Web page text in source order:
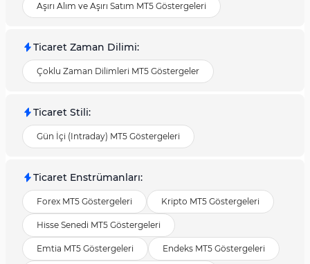
Aşırı Alım ve Aşırı Satım MT5 Göstergeleri
Ticaret Zaman Dilimi:
Çoklu Zaman Dilimleri MT5 Göstergeler
Ticaret Stili:
Gün İçi (Intraday) MT5 Göstergeleri
Ticaret Enstrümanları:
Forex MT5 Göstergeleri Kripto MT5 Göstergeleri
Hisse Senedi MT5 Göstergeleri
Emtia MT5 Göstergeleri Endeks MT5 Göstergeleri